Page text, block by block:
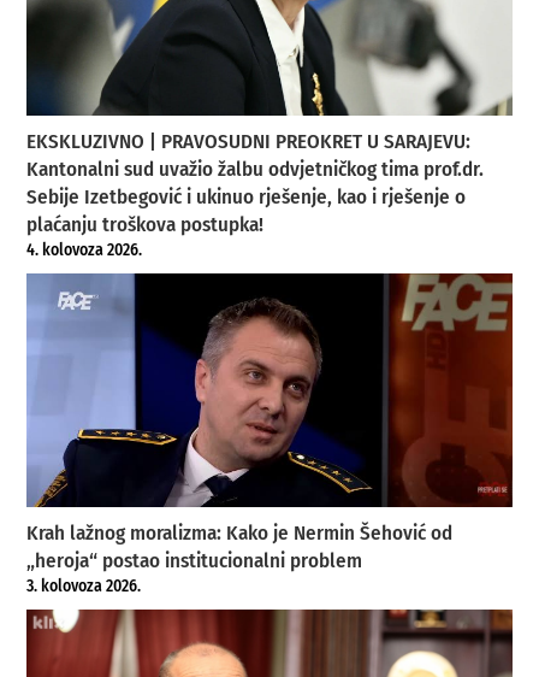
EKSKLUZIVNO | PRAVOSUDNI PREOKRET U SARAJEVU:
Kantonalni sud uvažio žalbu odvjetničkog tima prof.dr.
Sebije Izetbegović i ukinuo rješenje, kao i rješenje o
plaćanju troškova postupka!
4. kolovoza 2026.
Krah lažnog moralizma: Kako je Nermin Šehović od
„heroja“ postao institucionalni problem
3. kolovoza 2026.